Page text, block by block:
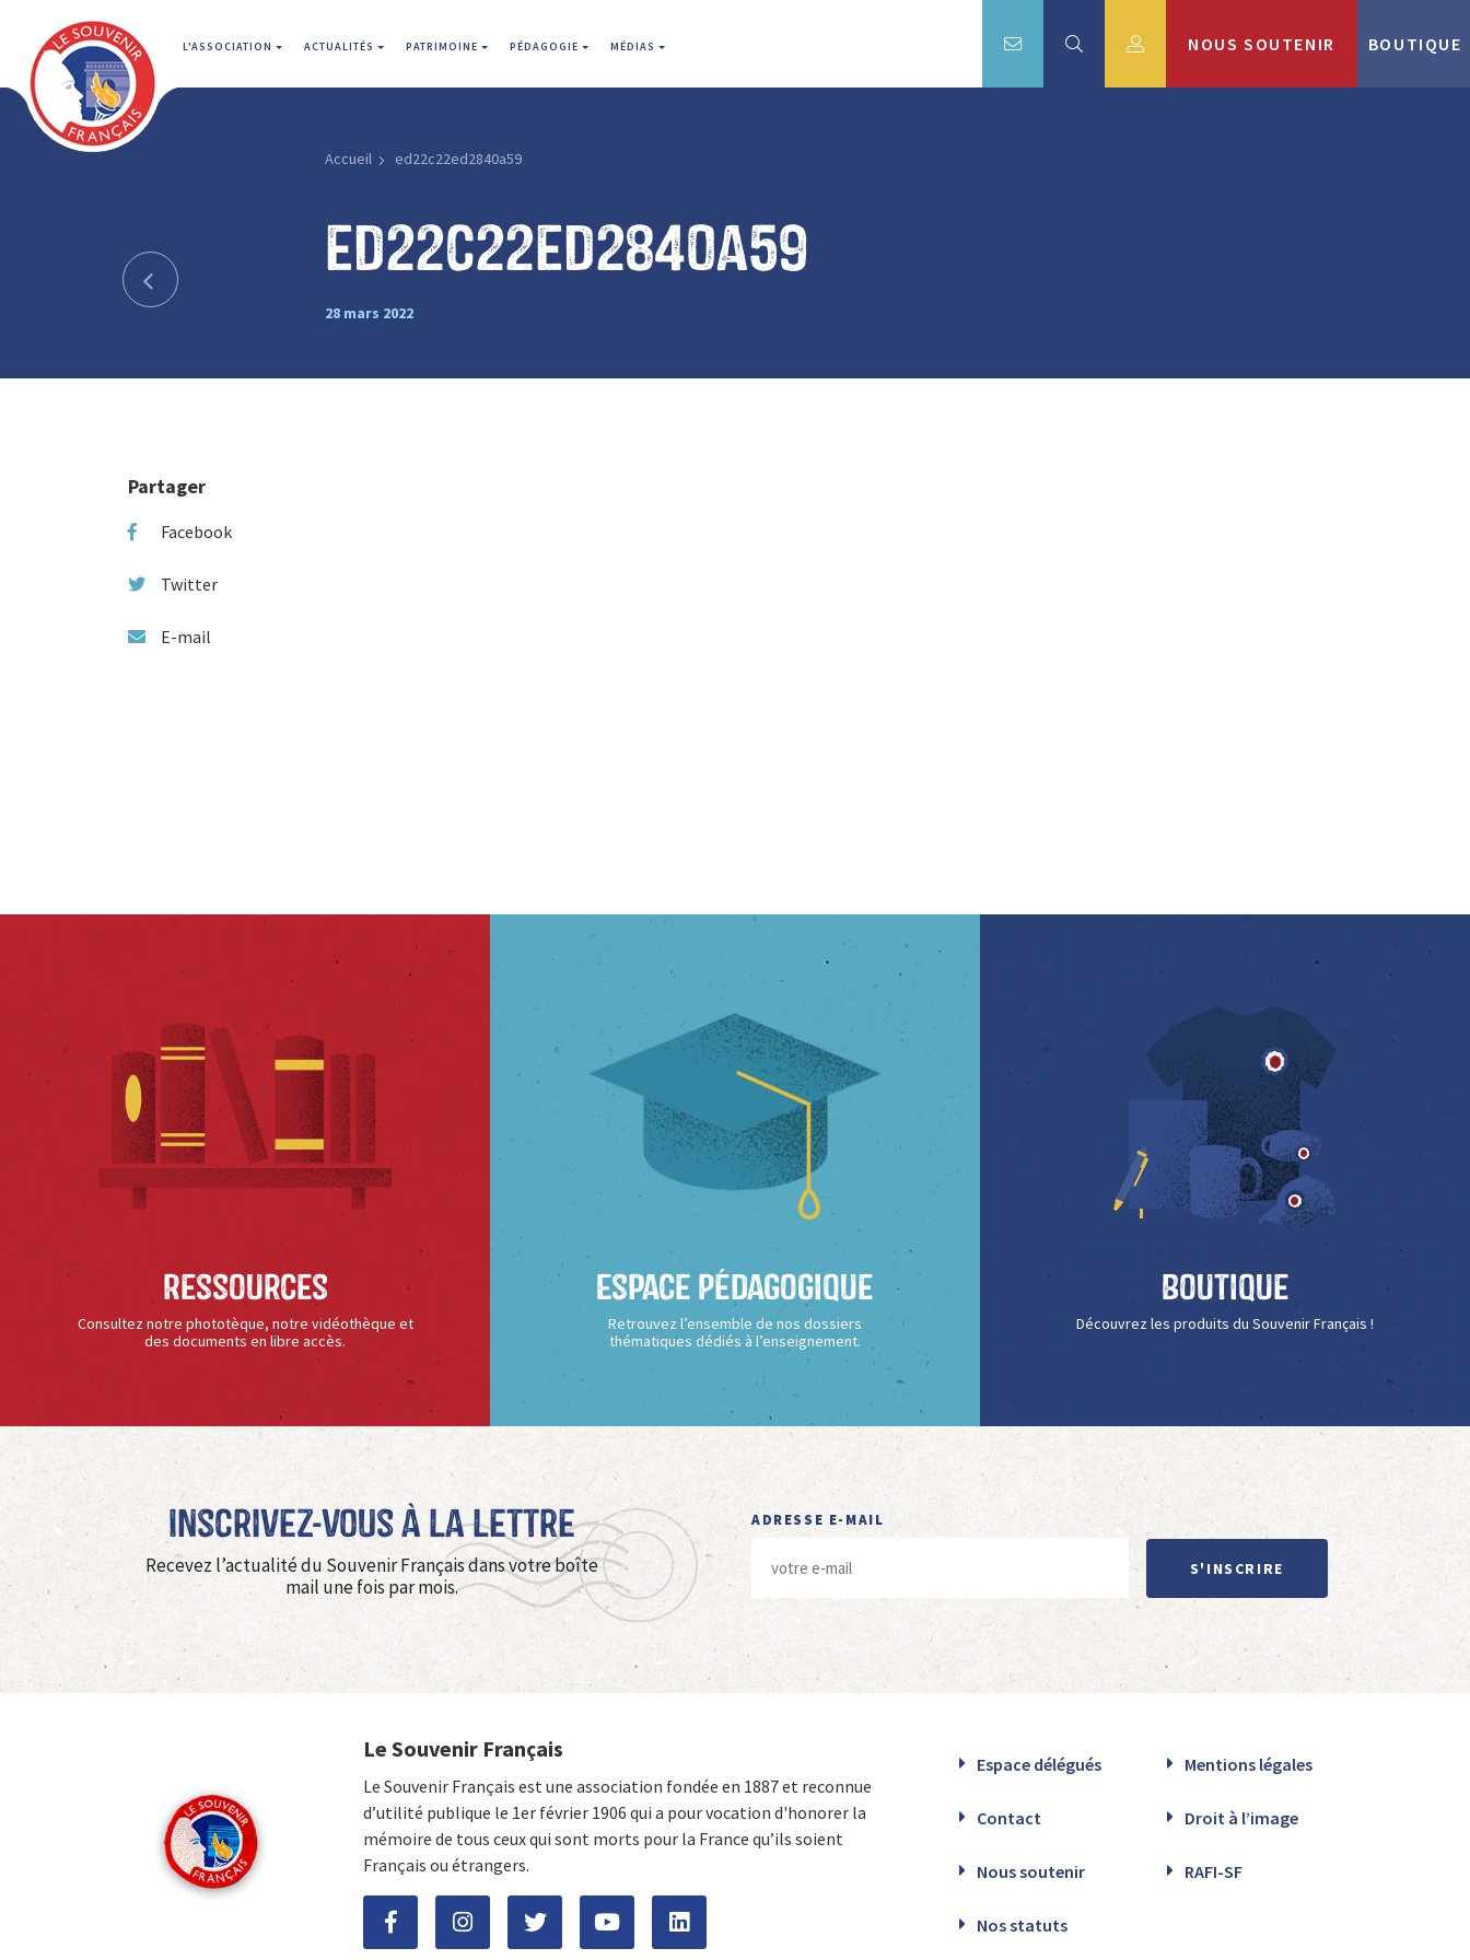
L'ASSOCIATION ACTUALITÉS PATRIMOINE PÉDAGOGIE MÉDIAS NOUS SOUTENIR BOUTIQUE
Accueil ed22c22ed2840a59
ed22c22ed2840a59
28 mars 2022
Partager
Facebook
Twitter
E-mail
Ressources
Consultez notre phototèque, notre vidéothèque et
des documents en libre accès.
Espace Pédagogique
Retrouvez l’ensemble de nos dossiers
thématiques dédiés à l’enseignement.
Boutique
Découvrez les produits du Souvenir Français !
Inscrivez-vous à La Lettre
Recevez l’actualité du Souvenir Français dans votre boîte
mail une fois par mois.
ADRESSE E-MAIL
S'INSCRIRE
Le Souvenir Français
Le Souvenir Français est une association fondée en 1887 et reconnue
d’utilité publique le 1er février 1906 qui a pour vocation d'honorer la
mémoire de tous ceux qui sont morts pour la France qu’ils soient
Français ou étrangers.
Espace délégués Mentions légales
Contact Droit à l’image
Nous soutenir RAFI-SF
Nos statuts